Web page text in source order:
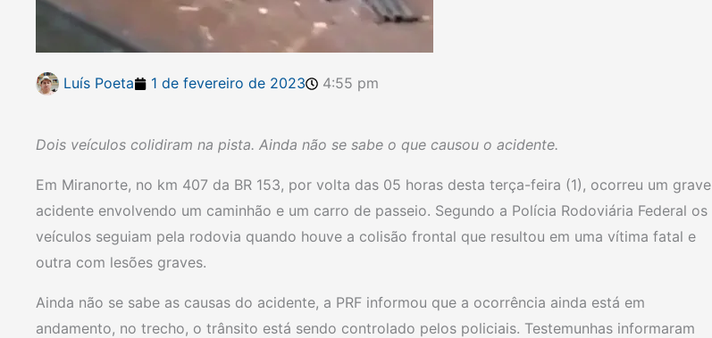
Luís Poeta 1 de fevereiro de 2023 4:55 pm
Dois veículos colidiram na pista. Ainda não se sabe o que causou o acidente.
Em Miranorte, no km 407 da BR 153, por volta das 05 horas desta terça-feira (1), ocorreu um grave
acidente envolvendo um caminhão e um carro de passeio. Segundo a Polícia Rodoviária Federal os
veículos seguiam pela rodovia quando houve a colisão frontal que resultou em uma vítima fatal e
outra com lesões graves.
Ainda não se sabe as causas do acidente, a PRF informou que a ocorrência ainda está em
andamento, no trecho, o trânsito está sendo controlado pelos policiais. Testemunhas informaram